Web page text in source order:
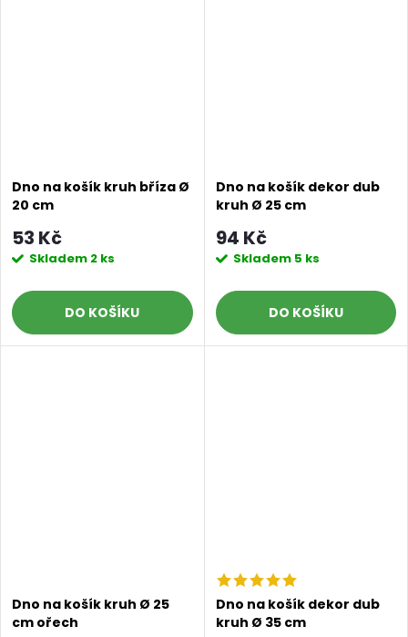
Dno na košík kruh bříza Ø
20 cm
53 Kč
Skladem 2 ks
DO KOŠÍKU
Dno na košík dekor dub
kruh Ø 25 cm
94 Kč
Skladem 5 ks
DO KOŠÍKU
Dno na košík kruh Ø 25
cm ořech
Dno na košík dekor dub
kruh Ø 35 cm